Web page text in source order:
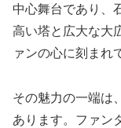
中心舞台であり、
高い塔と広大な大
ァンの心に刻まれ
その魅力の一端は、
あります。ファン